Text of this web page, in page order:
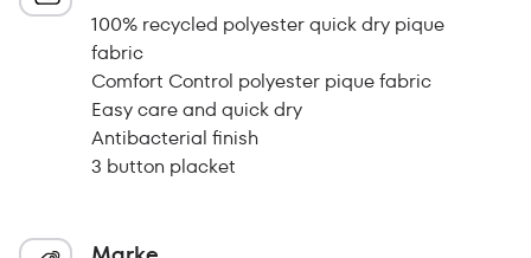
100% recycled polyester quick dry pique
fabric
Comfort Control polyester pique fabric
Easy care and quick dry
Antibacterial finish
3 button placket